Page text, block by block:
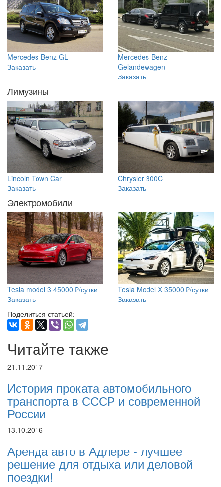
Mercedes-Benz GL
Заказать
Mercedes-Benz
Gelandewagen
Заказать
Лимузины
Lincoln Town Car
Заказать
Chrysler 300C
Заказать
Электромобили
Tesla model 3 45000 ₽/сутки
Заказать
Tesla Model X 35000 ₽/сутки
Заказать
Поделиться статьей:
Читайте также
21.11.2017
История проката автомобильного
транспорта в СССР и современной
России
13.10.2016
Аренда авто в Адлере - лучшее
решение для отдыха или деловой
поездки!